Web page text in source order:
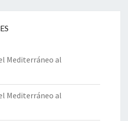
Mediterráneo al
Mediterráneo al